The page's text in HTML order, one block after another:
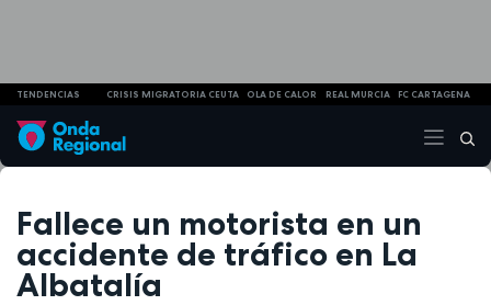
TENDENCIAS CRISIS MIGRATORIA CEUTA OLA DE CALOR REAL MURCIA FC CARTAGENA
Fallece un motorista en un
accidente de tráfico en La
Albatalía